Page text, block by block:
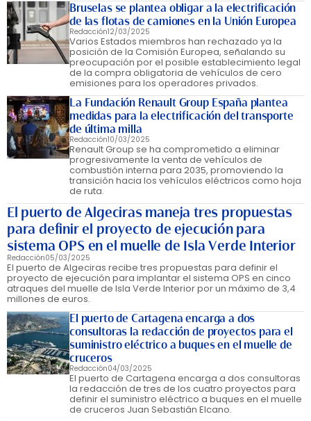
Bruselas se plantea obligar a la electrificación
de las flotas de camiones en la Unión Europea
Redacción12/03/2025
Varios Estados miembros han rechazado ya la
posición de la Comisión Europea, señalando su
preocupación por el posible establecimiento legal
de la compra obligatoria de vehículos de cero
emisiones para los operadores privados.
La Fundación Renault Group España plantea
medidas para la electrificación del transporte
de última milla
Redacción10/03/2025
Renault Group se ha comprometido a eliminar
progresivamente la venta de vehículos de
combustión interna para 2035, promoviendo la
transición hacia los vehículos eléctricos como hoja
de ruta.
El puerto de Algeciras maneja tres propuestas
para definir el proyecto de ejecución para
sistema OPS en el muelle de Isla Verde Interior
Redacción05/03/2025
El puerto de Algeciras recibe tres propuestas para definir el
proyecto de ejecución para implantar el sistema OPS en cinco
atraques del muelle de Isla Verde Interior por un máximo de 3,4
millones de euros.
El puerto de Cartagena encarga a dos
consultoras la redacción de proyectos para el
suministro eléctrico a buques en el muelle de
cruceros
Redacción04/03/2025
El puerto de Cartagena encarga a dos consultoras
la redacción de tres de los cuatro proyectos para
definir el suministro eléctrico a buques en el muelle
de cruceros Juan Sebastián Elcano.